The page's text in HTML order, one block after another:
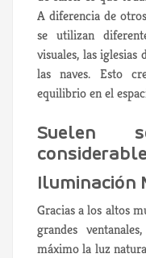
A diferencia de
se utilizan
visuales, las iglesias
las naves. Esto
equilibrio en el
Suelen
Iluminación
Gracias a los altos
grandes
máximo la luz